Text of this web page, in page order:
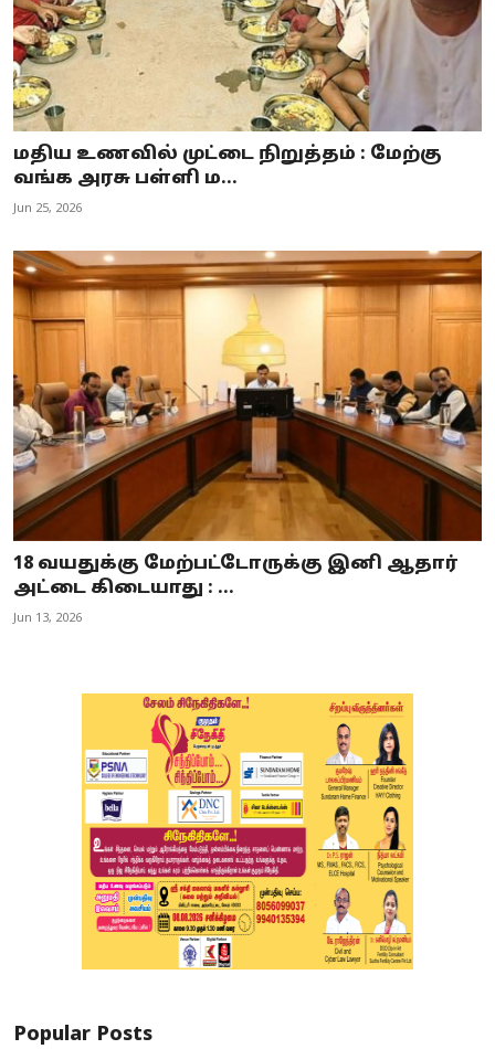
மதிய உணவில் முட்டை நிறுத்தம் : மேற்கு
வங்க அரசு பள்ளி ம...
Jun 25, 2026
18 வயதுக்கு மேற்பட்டோருக்கு இனி ஆதார்
அட்டை கிடையாது : ...
Jun 13, 2026
Popular Posts